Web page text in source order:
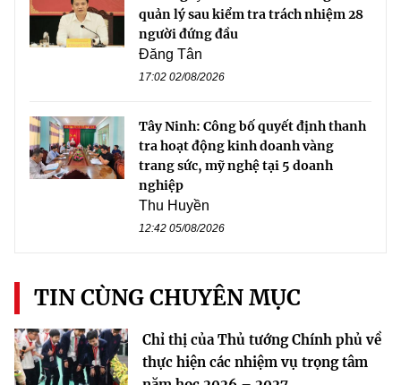
quản lý sau kiểm tra trách nhiệm 28
người đứng đầu
Đăng Tân
17:02 02/08/2026
Tây Ninh: Công bố quyết định thanh
tra hoạt động kinh doanh vàng
trang sức, mỹ nghệ tại 5 doanh
nghiệp
Thu Huyền
12:42 05/08/2026
TIN CÙNG CHUYÊN MỤC
Chỉ thị của Thủ tướng Chính phủ về
thực hiện các nhiệm vụ trọng tâm